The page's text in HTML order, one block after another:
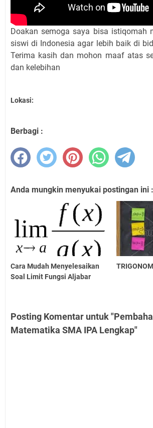
Doakan semoga saya bisa istiqomah
siswi di Indonesia agar lebih baik di
Terima kasih dan mohon maaf atas
dan kelebihan
Lokasi:
Berbagi :
Anda mungkin menyukai postingan ini :
Cara Mudah Menyelesaikan
Soal Limit Fungsi Aljabar
Posting Komentar untuk
Matematika SMA IPA Lengkap"